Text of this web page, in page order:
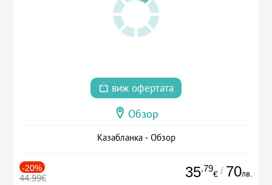
виж офертата
Обзор
Казабланка - Обзор
-20%
44.99€ 35.79
€ / 70лв.